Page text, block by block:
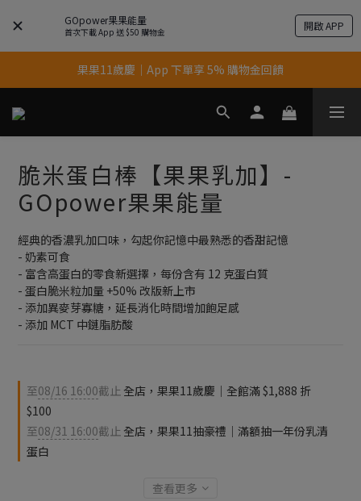
GOpower果果能量
首次下載 App 送 $50 購物金 開啟 APP
果果11歲慶｜App 下單享 5% 購物金回饋
果果11歲慶｜App 下單享 5% 購物金回饋
結帳輸入優惠代碼【gopower】享全單95折優惠！
果果11歲慶｜App 下單享 5% 購物金回饋
脆米蛋白棒【果果乳加】-
GOpower果果能量
經典的香濃乳加口味，勾起你記憶中最熟悉的香甜記憶
- 奶素可食
- 富含高蛋白的零食新選擇，每份含有 12 克蛋白質
- 蛋白脆米粒加量 +50% 改版新上市
- 添加異麥芽寡糖，延長消化時間增加飽足感
- 添加 MCT 中鏈脂肪酸
至08/16 16:00截止 全店，果果11歲慶｜全館滿 $1,888 折
$100
至08/31 16:00截止 全店，果果11抽豪禮｜滿額抽一年份乳清
蛋白
查看更多